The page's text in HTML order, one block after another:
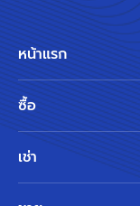
หน้าแรก
ซื้อ
เช่า